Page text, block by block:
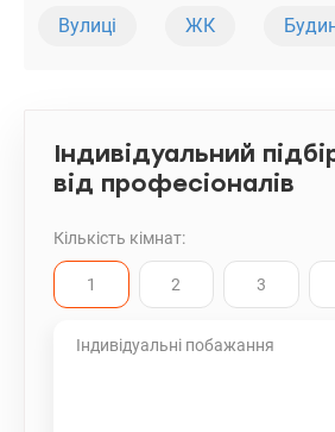
Вулиці ЖК
Індивідуальний
від професіоналів
Кількість кімнат:
1 2 3